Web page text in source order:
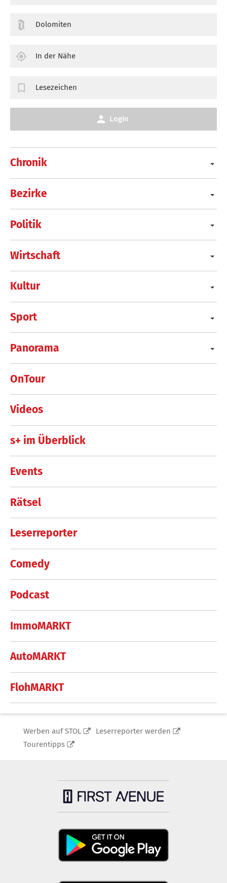
Chronik
Bezirke
Politik
Wirtschaft
Kultur
Sport
Panorama
OnTour
Videos
s+ im Überblick
Events
Rätsel
Leserreporter
Comedy
Podcast
ImmoMARKT
AutoMARKT
FlohMARKT
Dolomiten
In der Nähe
Lesezeichen
Login
Werben auf STOL
Leserreporter werden
Tourentipps